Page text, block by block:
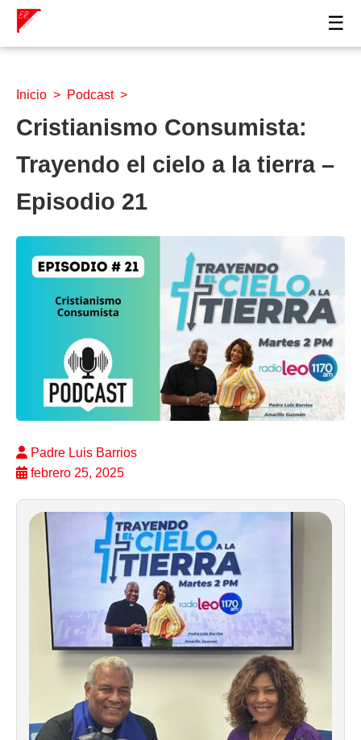
☰
Inicio > Podcast>
Cristianismo Consumista:
Trayendo el cielo a la tierra –
Episodio 21
Padre Luis Barrios
febrero 25, 2025